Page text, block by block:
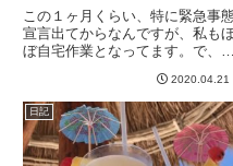
この１ヶ月くらい、特に緊急事
宣言出てからなんですが、私もほ
ぼ自宅作業となってます。で、子
名映画を見る会というのをやって
いて、主にジャッキーチェンを
せてましたwwジャッキー以外も
もちろんあって、バック・トゥ
ー...
2020.04.21
日記